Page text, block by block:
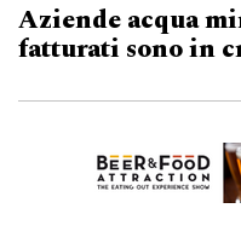
Aziende acqua
fatturati sono in